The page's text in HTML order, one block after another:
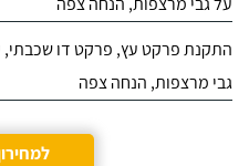
התקנת פרקט עץ, פרקט דו שכבתי,
גבי מרצפות, הנחה צפה